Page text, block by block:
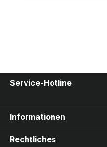
Service-Hotline
Informationen
Rechtliches